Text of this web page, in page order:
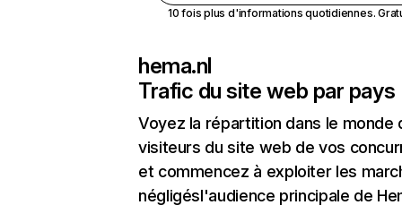
10 fois plus d'informations quotidiennes.
hema.nl
Trafic du site web par pays
Voyez la répartition dans le monde
visiteurs du site web de vos
et commencez à exploiter les
négligésl'audience principale de